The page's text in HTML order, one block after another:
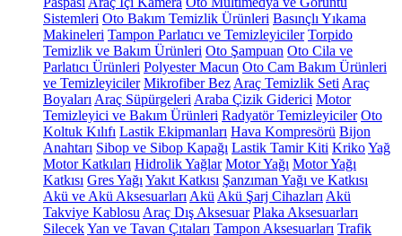
Sistemleri Oto Bakım Temizlik Ürünleri Basınçlı Yıkama
Makineleri Tampon Parlatıcı ve Temizleyiciler Torpido
Temizlik ve Bakım Ürünleri Oto Şampuan Oto Cila ve
Parlatıcı Ürünleri Polyester Macun Oto Cam Bakım Ürünleri
ve Temizleyiciler Mikrofiber Bez Araç Temizlik Seti Araç
Boyaları Araç Süpürgeleri Araba Çizik Giderici Motor
Temizleyici ve Bakım Ürünleri Radyatör Temizleyiciler Oto
Koltuk Kılıfı Lastik Ekipmanları Hava Kompresörü Bijon
Anahtarı Sibop ve Sibop Kapağı Lastik Tamir Kiti KrikoYağ
Motor Katkıları Hidrolik Yağlar Motor Yağı Motor Yağı
Katkısı Gres Yağı Yakıt Katkısı Şanzıman Yağı ve Katkısı
Akü ve Akü Aksesuarları Akü Akü Şarj Cihazları Akü
Takviye Kablosu Araç Dış Aksesuar Plaka Aksesuarları
SilecekYan ve Tavan Çıtaları Tampon Aksesuarları Trafik